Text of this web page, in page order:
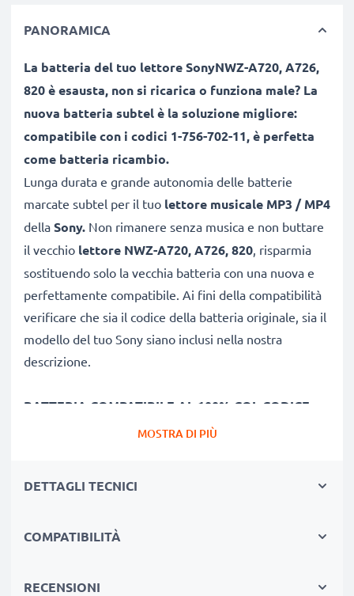
PANORAMICA
La batteria del tuo lettore SonyNWZ-A720, A726,
820 è esausta, non si ricarica o funziona male? La
nuova batteria subtel è la soluzione migliore:
compatibile con i codici 1-756-702-11, è perfetta
come batteria ricambio.
Lunga durata e grande autonomia delle batterie
marcate subtel per il tuo lettore musicale MP3 / MP4
della Sony. Non rimanere senza musica e non buttare
il vecchio lettore NWZ-A720, A726, 820, risparmia
sostituendo solo la vecchia batteria con una nuova e
perfettamente compatibile. Ai fini della compatibilità
verificare che sia il codice della batteria originale, sia il
modello del tuo Sony siano inclusi nella nostra
descrizione.
BATTERIA COMPATIBILE AL 100% COL CODICE
ORIGINALE 1-756-702-11
effetto memoria
"balla" nella sede del tuo player
MOSTRA DI PIÙ
DETTAGLI TECNICI
COMPATIBILITÀ
RECENSIONI